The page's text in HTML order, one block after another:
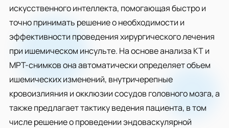
искусственного интеллекта, помогающая быстро и
точно принимать решение о необходимости и
эффективности проведения хирургического лечения
при ишемическом инсульте. На основе анализа КТ и
МРТ-снимков она автоматически определяет объем
ишемических изменений, внутричерепные
кровоизлияния и окклюзии сосудов головного мозга, а
также предлагает тактику ведения пациента, в том
числе решение о проведении эндоваскулярной